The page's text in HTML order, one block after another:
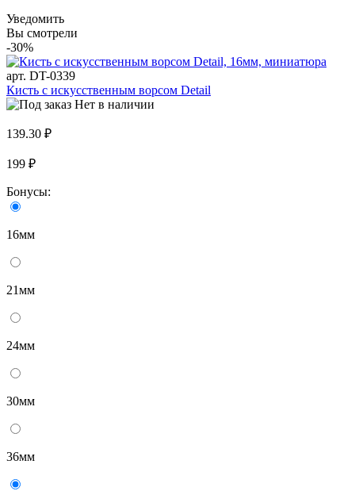
Уведомить
Вы смотрели
-30%
арт. DT-0339
Кисть с искусственным ворсом Detail
Нет в наличии
139.30 ₽
199 ₽
Бонусы:
16мм
21мм
24мм
30мм
36мм